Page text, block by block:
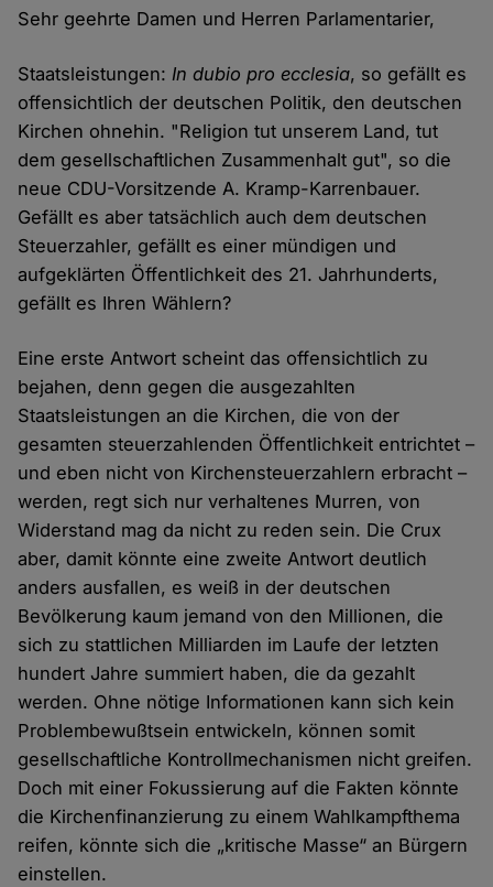
Sehr geehrte Damen und Herren Parlamentarier,
Staatsleistungen:In dubio pro ecclesia, so gefällt es
offensichtlich der deutschen Politik, den deutschen
Kirchen ohnehin. "Religion tut unserem Land, tut
dem gesellschaftlichen Zusammenhalt gut", so die
neue CDU-Vorsitzende A. Kramp-Karrenbauer.
Gefällt es aber tatsächlich auch dem deutschen
Steuerzahler, gefällt es einer mündigen und
aufgeklärten Öffentlichkeit des 21. Jahrhunderts,
gefällt es Ihren Wählern?
Eine erste Antwort scheint das offensichtlich zu
bejahen, denn gegen die ausgezahlten
Staatsleistungen an die Kirchen, die von der
gesamten steuerzahlenden Öffentlichkeit entrichtet –
und eben nicht von Kirchensteuerzahlern erbracht –
werden, regt sich nur verhaltenes Murren, von
Widerstand mag da nicht zu reden sein. Die Crux
aber, damit könnte eine zweite Antwort deutlich
anders ausfallen, es weiß in der deutschen
Bevölkerung kaum jemand von den Millionen, die
sich zu stattlichen Milliarden im Laufe der letzten
hundert Jahre summiert haben, die da gezahlt
werden. Ohne nötige Informationen kann sich kein
Problembewußtsein entwickeln, können somit
gesellschaftliche Kontrollmechanismen nicht greifen.
Doch mit einer Fokussierung auf die Fakten könnte
die Kirchenfinanzierung zu einem Wahlkampfthema
reifen, könnte sich die „kritische Masse“ an Bürgern
einstellen.